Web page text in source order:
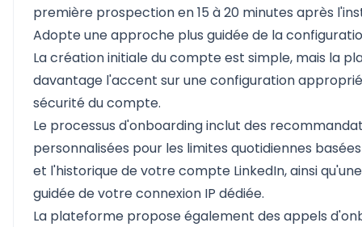
première prospection en 15 à 20 minutes après
Adopte une approche plus guidée de la
La création initiale du compte est simple, mais la
davantage l'accent sur une configuration
sécurité du compte.
Le processus d'onboarding inclut des
personnalisées pour les limites quotidiennes
et l'historique de votre compte LinkedIn, ainsi
guidée de votre connexion IP dédiée.
La plateforme propose également des appels